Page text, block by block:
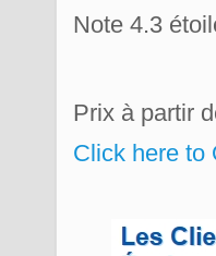
Note 4.3
Prix à partir
Click here to